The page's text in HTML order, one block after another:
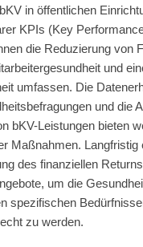
in öffentlichen
KPIs (Key
die Reduzierung von
und
umfassen. Die
und die
bKV-Leistungen bieten
Maßnahmen. Langfristig
des finanziellen
um die
spezifischen
zu werden.